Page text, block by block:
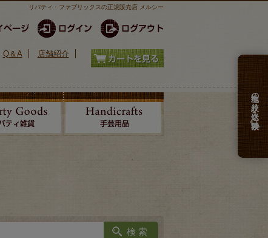
リバティ・ファブリックスの正規販売店 メルシー
Q＆A 店舗紹介
生地の絞り込み検索